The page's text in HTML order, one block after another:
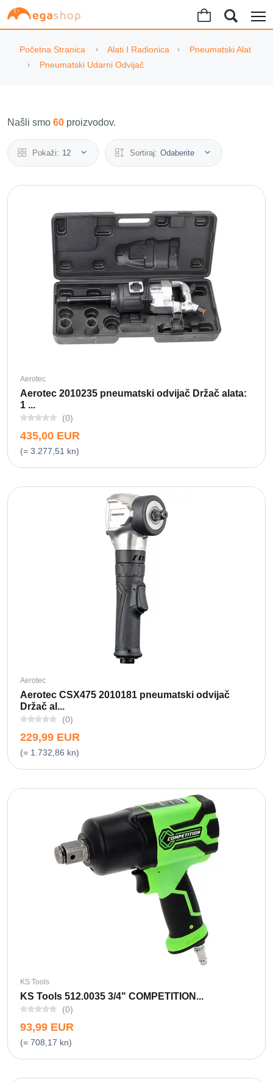
Početna Stranica Alati I Radionica
Pneumatski Alat
Pneumatski Udarni Odvijač
Našli smo 60 proizvodov.
Pokaži: 12 Sortiraj: Odaberite
Aerotec
Aerotec 2010235 pneumatski odvijač Držač alata:
1 ...
(0)
435,00 EUR
(= 3.277,51 kn)
Aerotec
Aerotec CSX475 2010181 pneumatski odvijač
Držač al...
(0)
229,99 EUR
(= 1.732,86 kn)
KS Tools
KS Tools 512.0035 3/4" COMPETITION...
(0)
93,99 EUR
(= 708,17 kn)